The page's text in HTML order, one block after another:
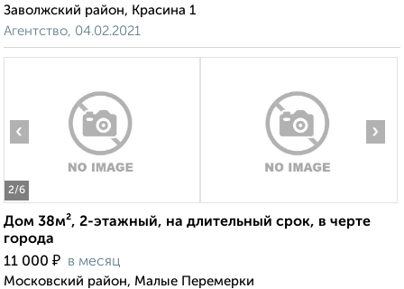
Заволжский район, Красина 1
Агентство, 04.02.2021
2/6
‹ ›
Дом 38м², 2-этажный, на длительный срок, в черте
города
11 000 ₽ в месяц
Московский район, Малые Перемерки